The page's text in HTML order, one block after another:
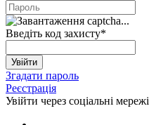
Введіть код захисту*
Увійти
Згадати пароль
Реєстрація
Увійти через соціальні мережі